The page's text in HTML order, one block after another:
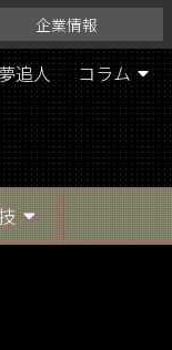
企業情報
追人 コラム